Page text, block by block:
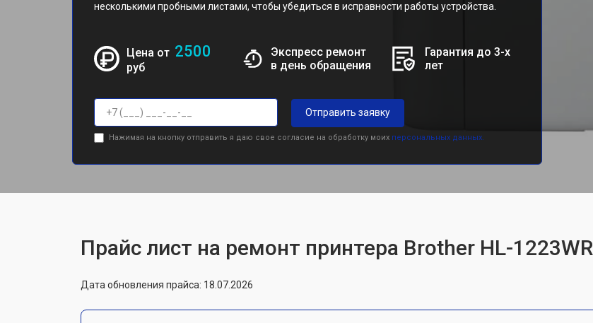
несколькими пробными листами, чтобы убедиться в исправности работы устройства.
Цена от 2500
руб
Экспресс ремонт
в день обращения
Гарантия до 3-х
лет
Отправить заявку
Нажимая на кнопку отправить я даю свое согласие на обработку моих персональных данных.
Прайс лист на ремонт принтера Brother HL-1223WR
Дата обновления прайса: 18.07.2026